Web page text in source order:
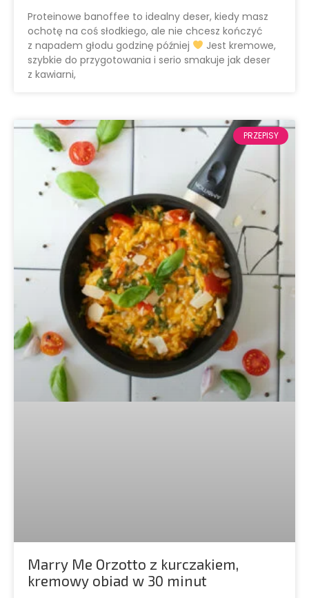
Proteinowe banoffee to idealny deser, kiedy masz
ochotę na coś słodkiego, ale nie chcesz kończyć
z napadem głodu godzinę później
Jest kremowe,
szybkie do przygotowania i serio smakuje jak deser
z kawiarni,
PRZEPISY
Marry Me Orzotto z kurczakiem,
kremowy obiad w 30 minut